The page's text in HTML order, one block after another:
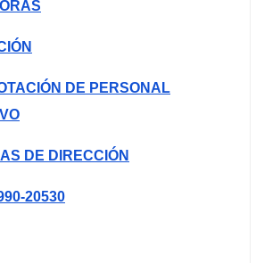
DE PERSONAL
DE DIRECCIÓN
20530